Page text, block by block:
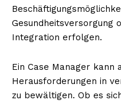
Gesundheitsversorgung
Integration erfolgen.
Ein Case Manager kann
Herausforderungen in
zu bewältigen. Ob es